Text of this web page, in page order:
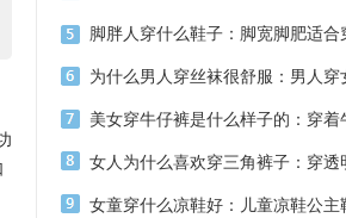
脚胖人穿什么鞋子：脚宽脚肥适合
为什么男人穿丝袜很舒服：男人穿
女童穿什么凉鞋好：儿童凉鞋公主